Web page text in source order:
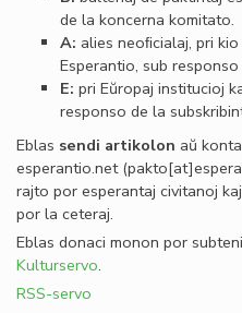
de la koncerna komitato.
A: alies neoﬁcialaj, pri
Esperantio, sub
E: pri Eŭropaj institucioj
responso de la
Eblas sendi artikolon aŭ
esperantio.net
rajto por esperantaj civitanoj
por la ceteraj.
Eblas donaci monon por
Kulturservo.
RSS-servo